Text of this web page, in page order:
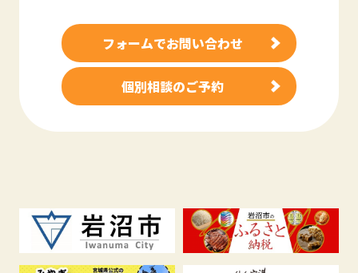
フォームでお問い合わせ
個別相談のご予約